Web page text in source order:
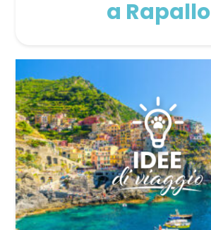
a Rapallo